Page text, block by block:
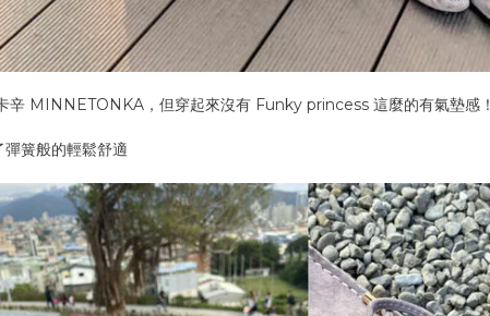
辛 MINNETONKA，但穿起來沒有 Funky princess 這麼的有氣墊感！
簧般的輕鬆舒適